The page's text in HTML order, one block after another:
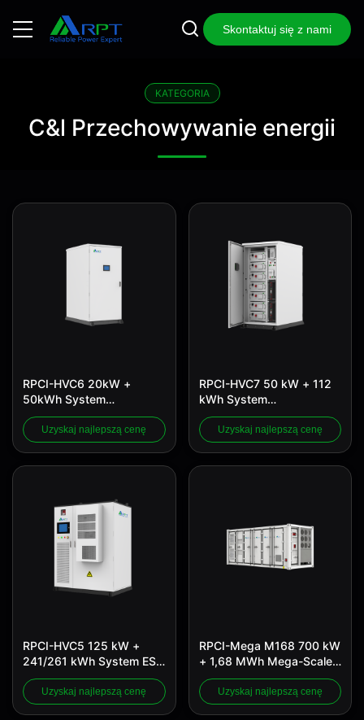
Skontaktuj się z nami
KATEGORIA
C&l Przechowywanie energii
RPCI-HVC6 20kW +
50kWh System
magazynowania energii
C&I
Uzyskaj najlepszą cenę
RPCI-HVC7 50 kW + 112
kWh System
magazynowania energii
C&I
Uzyskaj najlepszą cenę
RPCI-HVC5 125 kW +
241/261 kWh System ESS
C&I "Wszystko w jednym"
Uzyskaj najlepszą cenę
RPCI-Mega M168 700 kW
+ 1,68 MWh Mega-Scale
Containerized ESS
Uzyskaj najlepszą cenę